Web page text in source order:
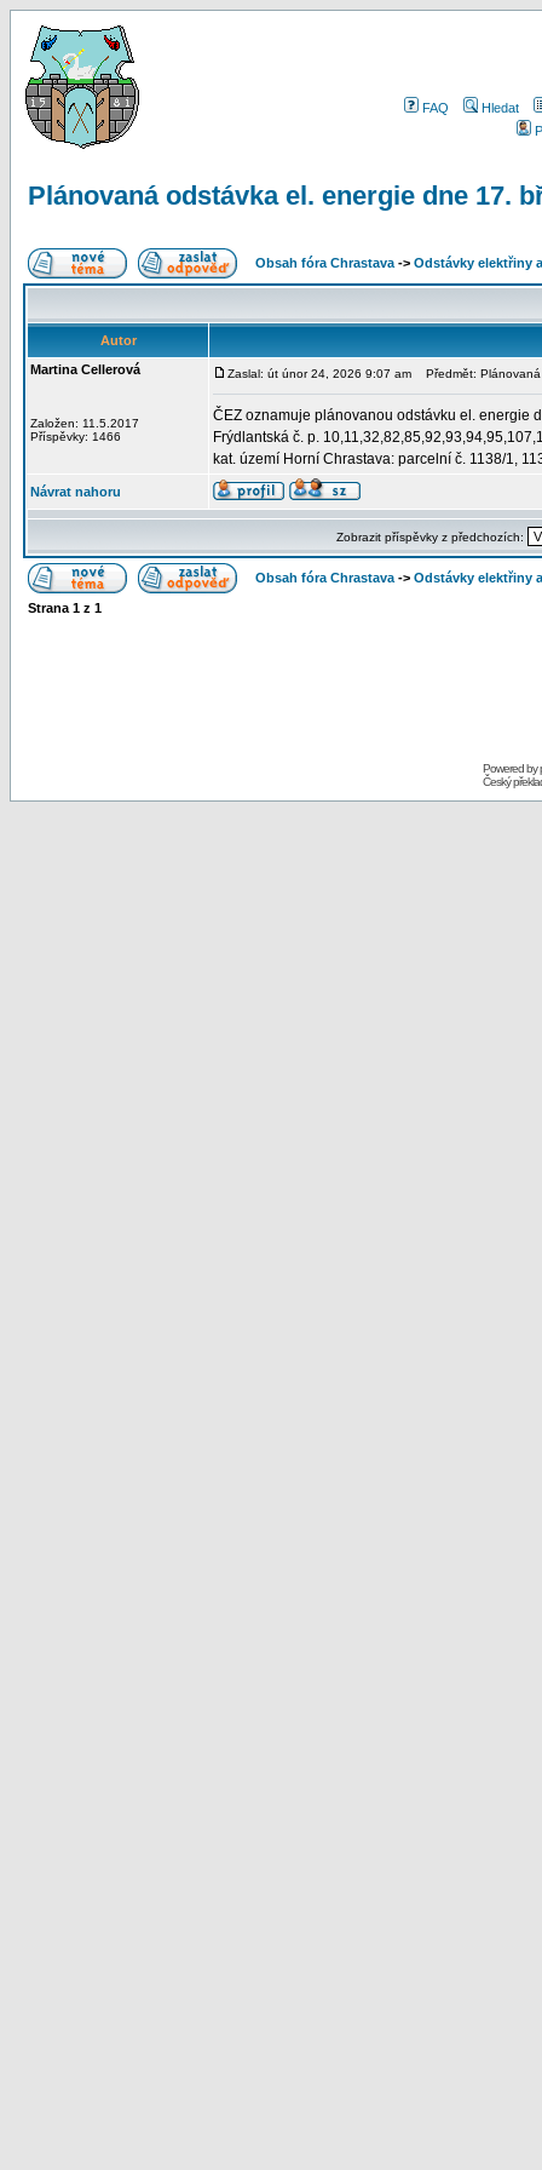
FAQ
Hledat
Plánovaná odstávka el. energie dne 17.
Obsah fóra Chrastava -> Odstávky elektřiny
Autor
Martina Cellerová
Založen: 11.5.2017
Příspěvky: 1466
Zaslal: út únor 24, 2026 9:07 am Předmět:
ČEZ oznamuje plánovanou odstávku el. energie
Frýdlantská č. p.
kat. území Horní Chrastava: parcelní č. 1138/1,
Návrat nahoru
Zobrazit příspěvky z předchozích:
Obsah fóra Chrastava -> Odstávky elektřiny
Strana 1 z 1
Powered by
Český